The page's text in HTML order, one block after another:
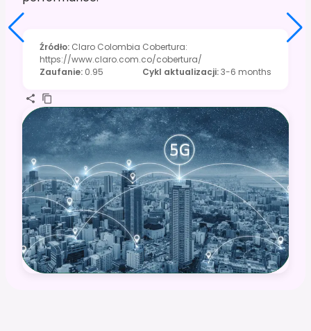
Źródło: Claro Colombia Cobertura:
https://www.claro.com.co/cobertura/
Zaufanie: 0.95 Cykl aktualizacji:3-6 months